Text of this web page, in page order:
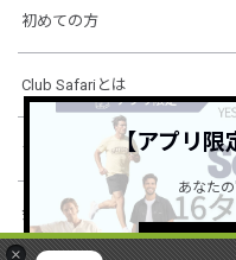
×
初めての方
Club Safariとは
ショッピングガイド
会社概要・規約
【アプリ限
あなた
詳し